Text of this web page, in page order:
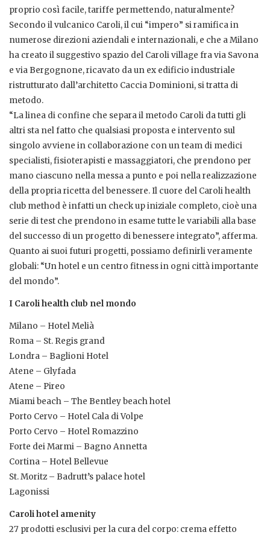
proprio così facile, tariffe permettendo, naturalmente?
Secondo il vulcanico Caroli, il cui “impero” si ramifica in
numerose direzioni aziendali e internazionali, e che a Milano
ha creato il suggestivo spazio del Caroli village fra via Savona
e via Bergognone, ricavato da un ex edificio industriale
ristrutturato dall’architetto Caccia Dominioni, si tratta di
metodo.
“La linea di confine che separa il metodo Caroli da tutti gli
altri sta nel fatto che qualsiasi proposta e intervento sul
singolo avviene in collaborazione con un team di medici
specialisti, fisioterapisti e massaggiatori, che prendono per
mano ciascuno nella messa a punto e poi nella realizzazione
della propria ricetta del benessere. Il cuore del Caroli health
club method è infatti un check up iniziale completo, cioè una
serie di test che prendono in esame tutte le variabili alla base
del successo di un progetto di benessere integrato”, afferma.
Quanto ai suoi futuri progetti, possiamo definirli veramente
globali: “Un hotel e un centro fitness in ogni città importante
del mondo”.
I Caroli health club nel mondo
Milano – Hotel Melià
Roma – St. Regis grand
Londra – Baglioni Hotel
Atene – Glyfada
Atene – Pireo
Miami beach – The Bentley beach hotel
Porto Cervo – Hotel Cala di Volpe
Porto Cervo – Hotel Romazzino
Forte dei Marmi – Bagno Annetta
Cortina – Hotel Bellevue
St. Moritz – Badrutt’s palace hotel
Lagonissi
Caroli hotel amenity
27 prodotti esclusivi per la cura del corpo: crema effetto